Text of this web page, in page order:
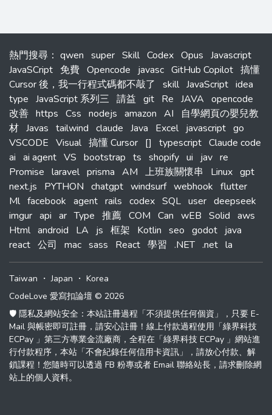
熱門搜尋 ： qwen super Skill Codex Opus Javascript
JavaSCript 免費 Opencode javasc GitHub Copilot 搞懂
Cursor 後，我一行程式碼都不敲了
skill JavaScript idea
type JavaScript 系列三 請益 git Re JAVA opencode
改善 https Css nodejs amazon AI
自學網頁の嬰兒教
材 Javas tailwind claude Java Excel javascript go
VSCODE Visual 搞懂 Cursor [] typescript Claude code
ai ai agent VS bootstrap ts shopify ui jav re
Promise laravel prisma AM 上班族關懷串 Linux gpt
next.js
PYTHON chatgpt windsurf webhook flutter
Ml facebook agent rails codex SQL user deepseek
imgur api ar Type 推薦 COM Can wEB Solid aws
Html android LA js 框架 Kotlin seo godot java
react 公司 mac sass React 學習 .NET .net la
Taiwan ・Japan ・ Korea
CodeLove 愛寫扣論壇 © 2026
🛡️ 隱私及網站安全：本站註冊過程「不須提供任何個資」，只要 E-
Mail 與帳密即可註冊，請安心註冊！線上付款過程使用「綠界科技
ECPay 」第三方專業金流廠商，全程在「綠界科技 ECPay 」網站進
行付款程序，本站「不會紀錄任何信用卡資訊」，請放心付款、解
鎖課程！您隨時可以透過 FB 粉專或者 Email 聯絡站長，請求刪除網
站上的個人資料。